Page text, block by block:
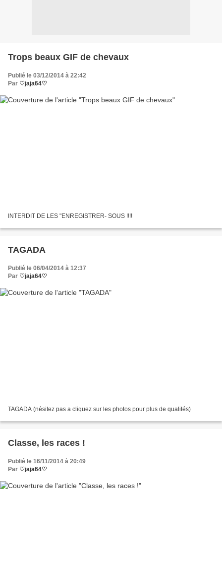
Trops beaux GIF de chevaux
Publié le 03/12/2014 à 22:42
Par ♡jaja64♡
INTERDIT DE LES "ENREGISTRER- SOUS !!!!
TAGADA
Publié le 06/04/2014 à 12:37
Par ♡jaja64♡
TAGADA (nésitez pas a cliquez sur les photos pour plus de qualités)
Classe, les races !
Publié le 16/11/2014 à 20:49
Par ♡jaja64♡